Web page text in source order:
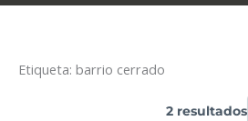
Etiqueta: barrio cerrado
2 resultados